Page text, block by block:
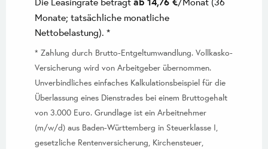
Monate; tatsächliche monatliche
Nettobelastung). *
* Zahlung durch Brutto-Entgeltumwandlung. Vollkasko-
Versicherung wird von Arbeitgeber übernommen.
Unverbindliches einfaches Kalkulationsbeispiel für die
Überlassung eines Dienstrades bei einem Bruttogehalt
von 3.000 Euro. Grundlage ist ein Arbeitnehmer
(m/w/d) aus Baden-Württemberg in Steuerklasse I,
gesetzliche Rentenversicherung, Kirchensteuer,